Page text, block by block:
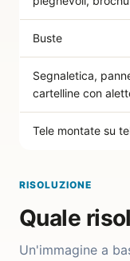
Buste
Segnaletica,
cartelline con
Tele montate su
RISOLUZIONE
Quale
Un'immagine a